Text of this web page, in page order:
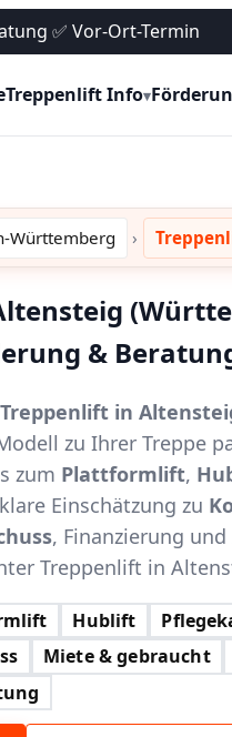
✅ Vor-Ort-Termin
Treppenlift Info▾
Württemberg
&
Treppenlift in
zu Ihrer Treppe
zum Plattformlift,
Einschätzung zu
, Finanzierung
Treppenlift in
Hublift
Miete & gebraucht